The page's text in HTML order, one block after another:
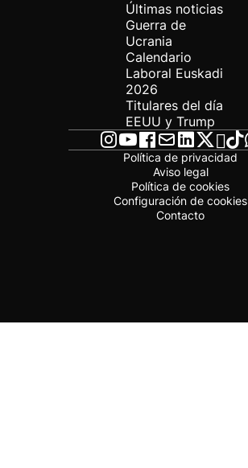
Últimas noticias
Guerra de
Ucrania
Calendario
Laboral Euskadi
2026
Titulares del día
EEUU y Trump
Política de privacidad
Aviso legal
Política de cookies
Configuración de cookies
Contacto